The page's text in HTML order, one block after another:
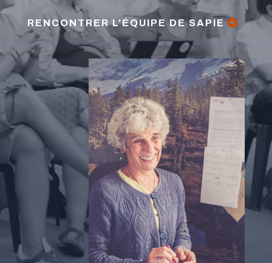
RENCONTRER L'ÉQUIPE DE SAPIE